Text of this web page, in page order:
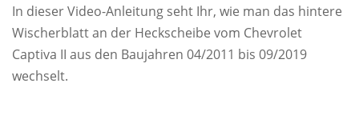
In dieser Video-Anleitung seht Ihr, wie man das hintere
Wischerblatt an der Heckscheibe vom Chevrolet
Captiva II aus den Baujahren 04/2011 bis 09/2019
wechselt.